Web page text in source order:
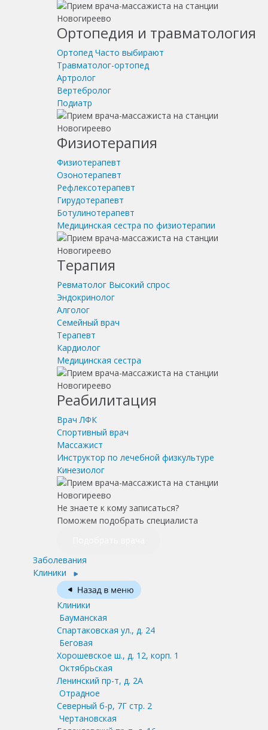
Ортопедия и травматология
Ортопед Часто выбирают
Травматолог-ортопед
Артролог
Вертебролог
Подиатр
Физиотерапия
Физиотерапевт
Озонотерапевт
Рефлексотерапевт
Гирудотерапевт
Ботулинотерапевт
Медицинская сестра по физиотерапии
Терапия
Ревматолог Высокий спрос
Эндокринолог
Алголог
Семейный врач
Терапевт
Кардиолог
Медицинская сестра
Реабилитация
Врач ЛФК
Спортивный врач
Массажист
Инструктор по лечебной физкультуре
Кинезиолог
Не знаете к кому записаться?
Поможем подобрать специалиста
Заболевания
Клиники
Клиники
Бауманская
Спартаковская ул., д. 24
Беговая
Хорошевское ш., д. 12, корп. 1
Октябрьская
Ленинский пр-т, д. 2А
Отрадное
Северный б-р, 7Г стр. 2
Чертановская